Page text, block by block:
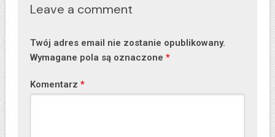
Leave a comment
Twój adres email nie zostanie opublikowany.
Wymagane pola są oznaczone *
Komentarz *